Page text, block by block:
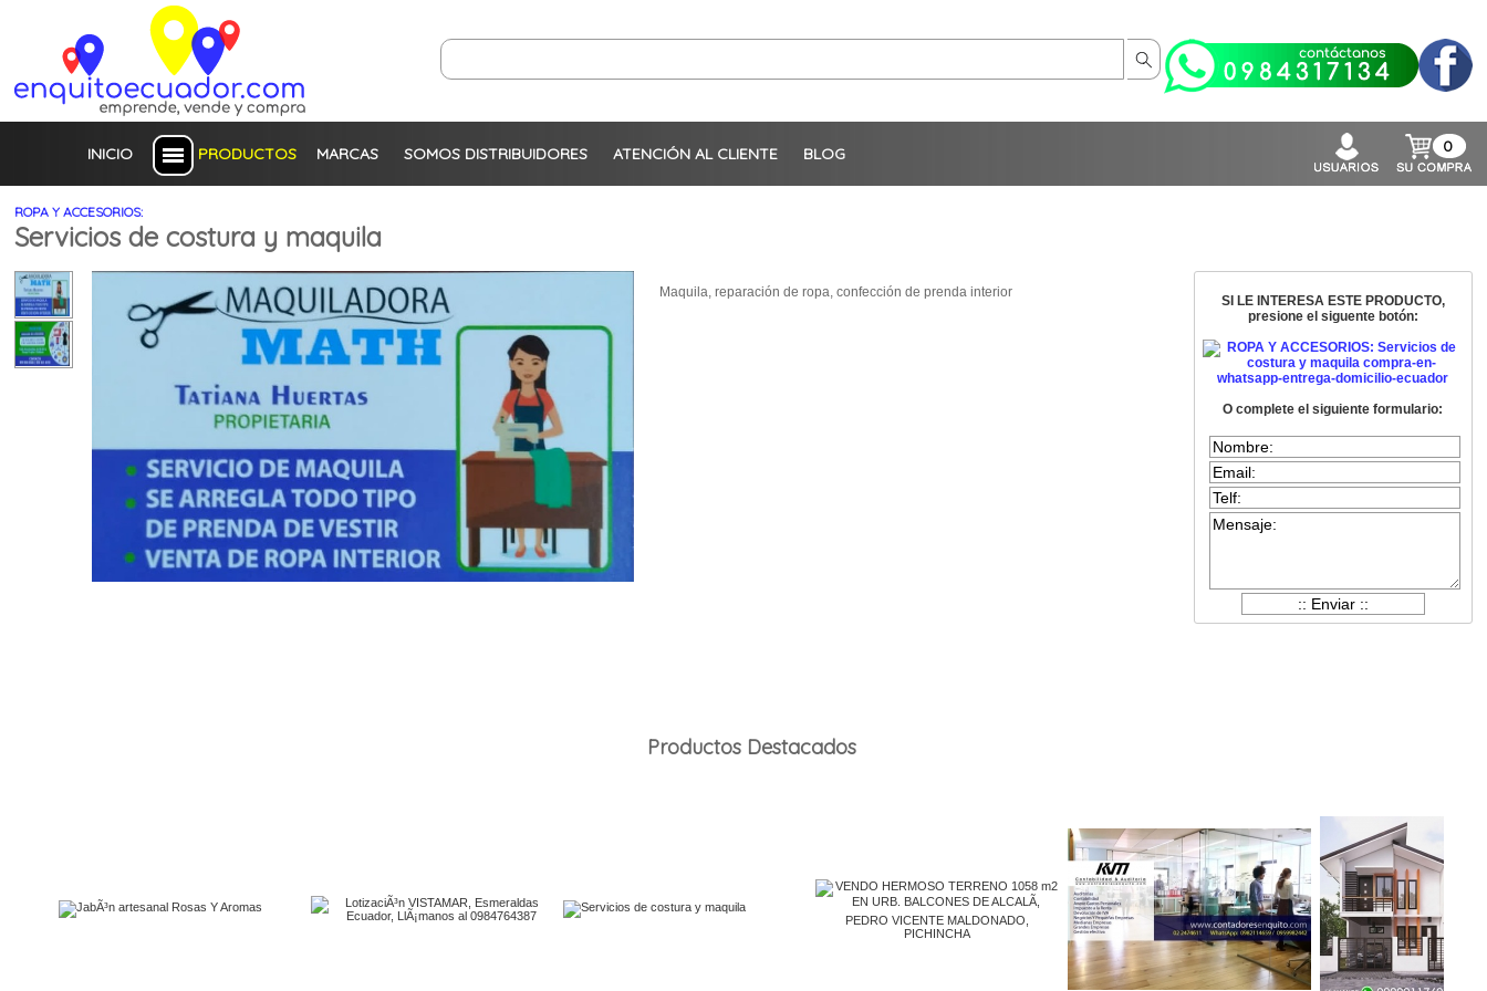
0
INICIO PRODUCTOS MARCAS SOMOS DISTRIBUIDORES ATENCIÓN AL CLIENTE BLOG
ROPA Y ACCESORIOS:
Servicios de costura y maquila
Maquila, reparación de ropa, confección de prenda interior
SI LE INTERESA ESTE PRODUCTO,
presione el siguente botón:
O complete el siguiente formulario:
Productos Destacados